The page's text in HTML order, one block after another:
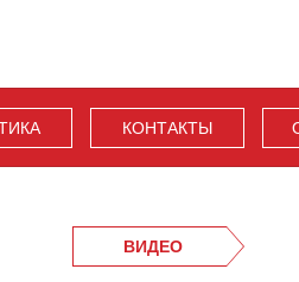
КОНТАКТЫ
ВИДЕО